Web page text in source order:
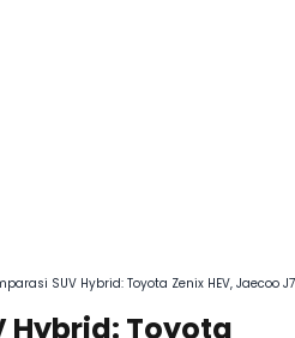
SUV Hybrid: Toyota Zenix HEV, Jaecoo
Hybrid: Toyota